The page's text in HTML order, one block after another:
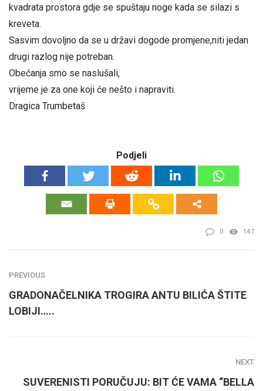
kvadrata prostora gdje se spuštaju noge kada se silazi s
kreveta.
Sasvim dovoljno da se u državi dogode promjene,niti jedan
drugi razlog nije potreban.
Obećanja smo se naslušali,
vrijeme je za one koji će nešto i napraviti.
Dragica Trumbetaš
Podjeli
0 147
PREVIOUS
GRADONAČELNIKA TROGIRA ANTU BILIĆA ŠTITE
LOBIJI…..
NEXT
SUVERENISTI PORUČUJU: BIT ĆE VAMA “BELLA